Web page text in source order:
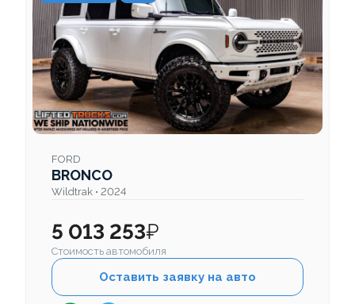
FORD
BRONCO
Wildtrak • 2024
5 013 253₽
Стоимость автомобиля
Оставить заявку на авто